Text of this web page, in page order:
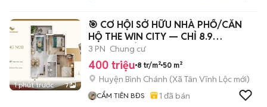
1 phút trước 7
​🎯 CƠ HỘI SỞ HỮU NHÀ PHỐ/CĂN
HỘ THE WIN CITY — CHỈ 8.9
TRIỆU/THÁNG!
3 PN Chung cư
400 triệu 8 tr/m² 50 m²
Huyện Bình Chánh (Xã Tân Vĩnh Lộc mới)
CẨM TIÊN BĐS 1 đã bán